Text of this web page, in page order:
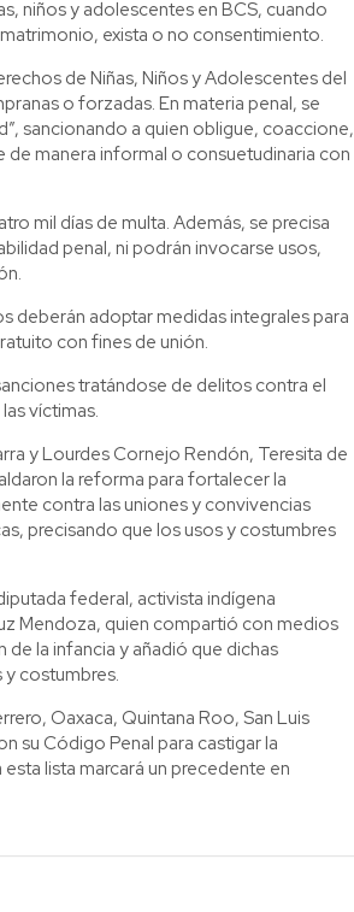
niños y adolescentes en BCS, cuando
exista o no consentimiento.
de Niñas, Niños y Adolescentes del
o forzadas. En materia penal, se
sancionando a quien obligue, coaccione,
de manera informal o consuetudinaria con
mil días de multa. Además, se precisa
penal, ni podrán invocarse usos,
deberán adoptar medidas integrales para
con fines de unión.
tratándose de delitos contra el
víctimas.
y Lourdes Cornejo Rendón, Teresita de
la reforma para fortalecer la
contra las uniones y convivencias
precisando que los usos y costumbres
federal, activista indígena
Mendoza, quien compartió con medios
la infancia y añadió que dichas
costumbres.
Oaxaca, Quintana Roo, San Luis
su Código Penal para castigar la
lista marcará un precedente en